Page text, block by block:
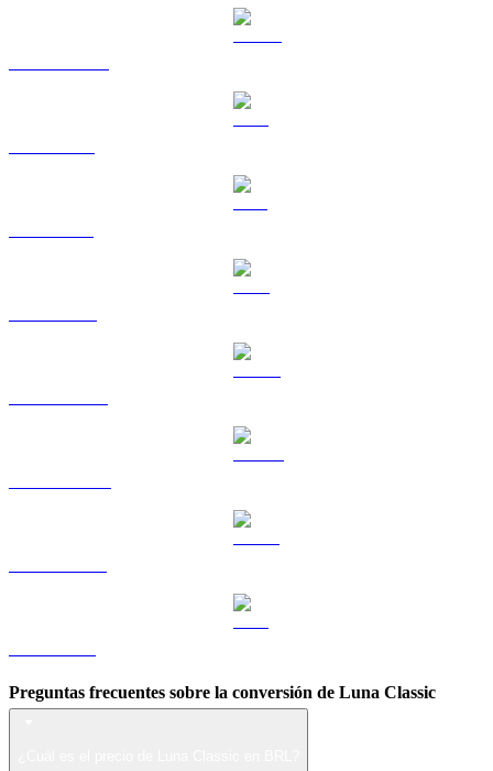
Preguntas frecuentes sobre la conversión de Luna Classic